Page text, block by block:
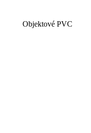
Objektové PVC